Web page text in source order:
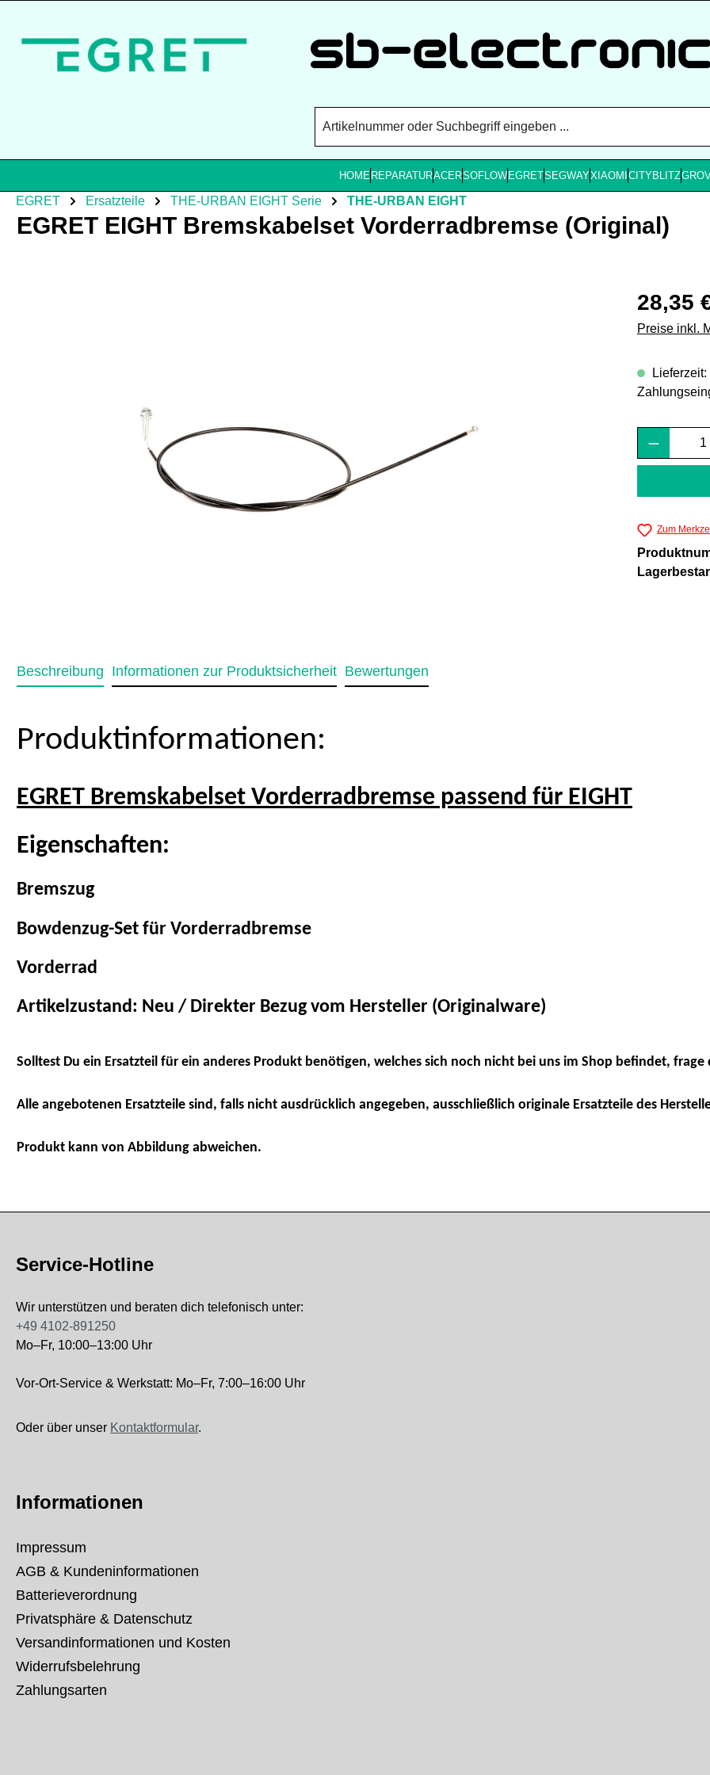
HOME REPARATURACERSOFLOW EGRETSEGWAYXIAOMI CITYBLITZ
EGRET Ersatzteile THE-URBAN EIGHT Serie THE-URBAN EIGHT
EGRET EIGHT Bremskabelset Vorderradbremse (Original)
Regulärer
28,35
Preise inkl.
Zum
Beschreibung Informationen zur Produktsicherheit Bewertungen
Produktinformationen:
EGRET Bremskabelset Vorderradbremse passend für EIGHT
Eigenschaften:
Bremszug
Bowdenzug-Set für Vorderradbremse
Vorderrad
Artikelzustand: Neu / Direkter Bezug vom Hersteller (Originalware)
Solltest Du ein Ersatzteil für ein anderes Produkt benötigen, welches sich noch nicht bei uns im Shop befindet,
Alle angebotenen Ersatzteile sind, falls nicht ausdrücklich angegeben, ausschließlich originale Ersatzteile des
Produkt kann von Abbildung abweichen.
Service-Hotline
Wir unterstützen und beraten dich telefonisch unter:
+49 4102-891250
Mo–Fr, 10:00–13:00 Uhr
Vor-Ort-Service & Werkstatt: Mo–Fr, 7:00–16:00 Uhr
Oder über unser Kontaktformular.
Informationen
Impressum
AGB & Kundeninformationen
Batterieverordnung
Privatsphäre & Datenschutz
Versandinformationen und Kosten
Widerrufsbelehrung
Zahlungsarten